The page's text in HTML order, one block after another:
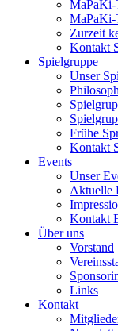
MaPaKi-
MaPaKi-
Zurzeit
Kontakt
Spielgruppe
Unser
Frühe
Kontakt
Events
Unser
Aktuelle
Kontakt
Über uns
Vorstand
Links
Kontakt